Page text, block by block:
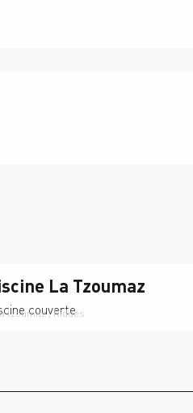
La Tzoumaz
couverte
tzoumaz , Riddes